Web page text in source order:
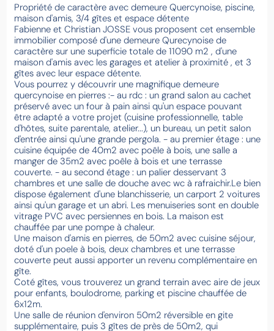
Propriété de caractère avec demeure Quercynoise, piscine,
maison d'amis, 3/4 gîtes et espace détente
Fabienne et Christian JOSSE vous proposent cet ensemble
immobilier composé d'une demeure Qurecynoise de
caractère sur une superficie totale de 11090 m2 , d'une
maison d'amis avec les garages et atelier à proximité , et 3
gîtes avec leur espace détente.
Vous pourrez y découvrir une magnifique demeure
quercynoise en pierres :- au rdc : un grand salon au cachet
préservé avec un four à pain ainsi qu'un espace pouvant
être adapté a votre projet (cuisine professionnelle, table
d'hôtes, suite parentale, atelier...), un bureau, un petit salon
d'entrée ainsi qu'une grande pergola. - au premier étage : une
cuisine équipée de 40m2 avec poêle à bois, une salle a
manger de 35m2 avec poêle à bois et une terrasse
couverte. - au second étage : un palier desservant 3
chambres et une salle de douche avec wc à rafraichir.Le bien
dispose également d'une blanchisserie, un carport 2 voitures
ainsi qu'un garage et un abri. Les menuiseries sont en double
vitrage PVC avec persiennes en bois. La maison est
chauffée par une pompe à chaleur.
Une maison d'amis en pierres, de 50m2 avec cuisine séjour,
doté d'un poele à bois, deux chambres et une terrasse
couverte peut aussi apporter un revenu complémentaire en
gîte.
Coté gîtes, vous trouverez un grand terrain avec aire de jeux
pour enfants, boulodrome, parking et piscine chauffée de
6x12m.
Une salle de réunion d'environ 50m2 réversible en gite
supplémentaire, puis 3 gîtes de près de 50m2, qui